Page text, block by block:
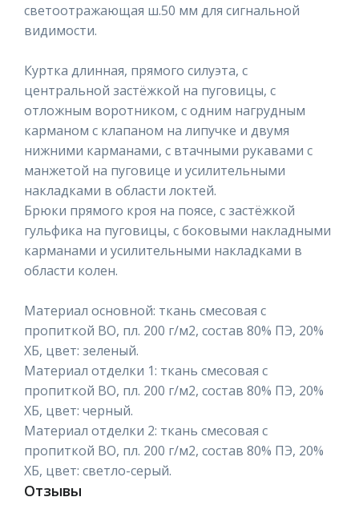
светоотражающая ш.50 мм для сигнальной
видимости.
Куртка длинная, прямого силуэта, с
центральной застёжкой на пуговицы, с
отложным воротником, с одним нагрудным
карманом с клапаном на липучке и двумя
нижними карманами, с втачными рукавами с
манжетой на пуговице и усилительными
накладками в области локтей.
Брюки прямого кроя на поясе, с застёжкой
гульфика на пуговицы, с боковыми накладными
карманами и усилительными накладками в
области колен.
Материал основной: ткань смесовая с
пропиткой ВО, пл. 200 г/м2, состав 80% ПЭ, 20%
ХБ, цвет: зеленый.
Материал отделки 1: ткань смесовая с
пропиткой ВО, пл. 200 г/м2, состав 80% ПЭ, 20%
ХБ, цвет: черный.
Материал отделки 2: ткань смесовая с
пропиткой ВО, пл. 200 г/м2, состав 80% ПЭ, 20%
ХБ, цвет: светло-серый.
Отзывы